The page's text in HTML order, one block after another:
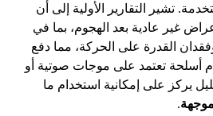
تشير التقارير الأولية إلى أن
غير عادية بعد الهجوم، بما في
القدرة على الحركة، مما دفع
أسلحة تعتمد على موجات صوتية أو
يركز على إمكانية استخدام ما
.